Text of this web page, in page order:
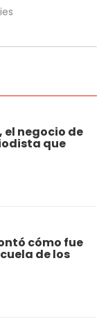
el negocio de
que
cómo fue
de los